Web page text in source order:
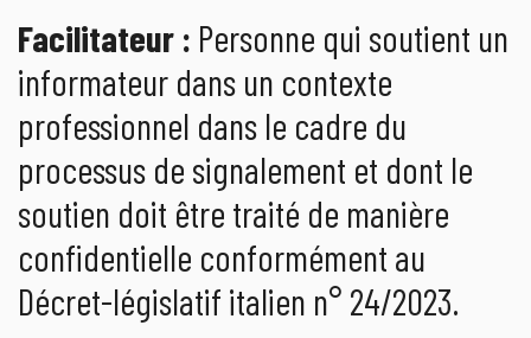
Facilitateur : Personne qui soutient un
informateur dans un contexte
professionnel dans le cadre du
processus de signalement et dont le
soutien doit être traité de manière
confidentielle conformément au
Décret-législatif italien n° 24/2023.